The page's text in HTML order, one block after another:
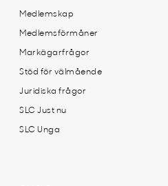
Medlemskap
Medlemsförmåner
Markägarfrågor
Stöd för välmående
Juridiska frågor
SLC Just nu
SLC Unga